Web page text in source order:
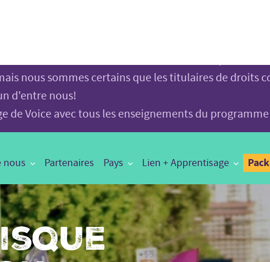
nous sommes certains que les titulaires de droits
d'entre nous!
de Voice avec tous les enseignements du programme
nous Partenaires Pays Lien + Apprentisage